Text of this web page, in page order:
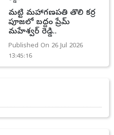
మట్టి మహాగణపతి తొలి కర్ర
పూజలో బద్దం ప్రేమ్
మహేశ్వర్ రెడ్డి..
Published On 26 Jul 2026
13:45:16